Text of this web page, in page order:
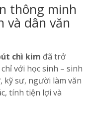
thông minh
và dân văn
chì kim đã trở
với học sinh – sinh
kỹ sư, người làm văn
tính tiện lợi và